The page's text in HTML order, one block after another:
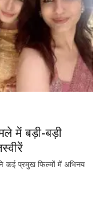
में बड़ी-बड़ी
कई प्रमुख फिल्मों में अभिनय